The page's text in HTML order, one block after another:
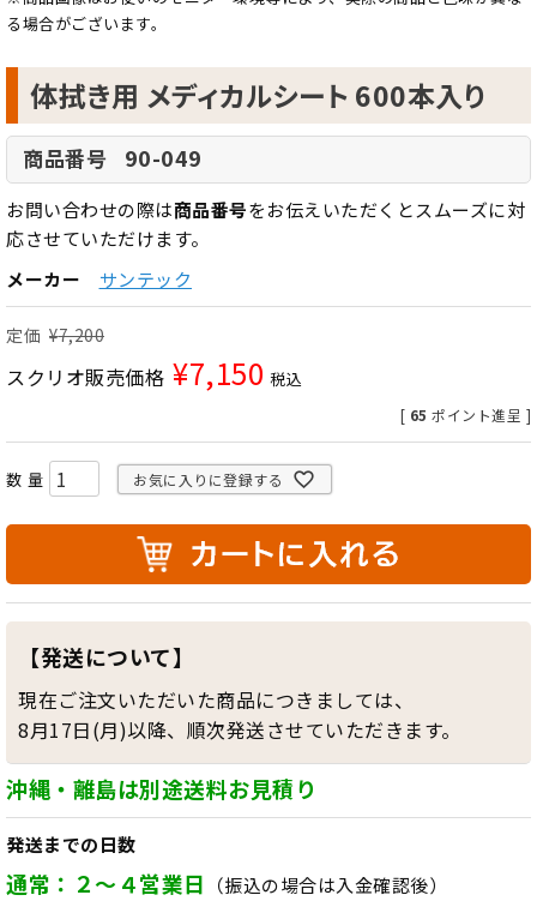
る場合がございます。
体拭き用 メディカルシート 600本入り
商品番号 90-049
お問い合わせの際は商品番号をお伝えいただくとスムーズに対
応させていただけます。
メーカー
サンテック
定価 ¥7,200
スクリオ販売価格 ¥7,150 税込
[ 65 ポイント進呈 ]
お気に入りに登録する
【発送について】
現在ご注文いただいた商品につきましては、
8月17日(月)以降、順次発送させていただきます。
沖縄・離島は別途送料お見積り
発送までの日数
通常：２～４営業日 （振込の場合は入金確認後）